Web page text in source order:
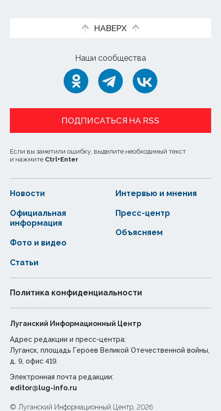
НАВЕРХ
Наши сообщества
ПОДПИСАТЬСЯ НА RSS
Если вы заметили ошибку, выделите необходимый текст
и нажмите Ctrl+Enter
Новости
Статьи
Официальная
информация
Интервью и мнения
Фото и видео
Пресс-центр
Объясняем
Политика конфиденциальности
Луганский Информационный Центр
Адрес редакции и пресс-центра:
Луганск, площадь Героев Великой Отечественной войны,
д. 9, офис 419.
Электронная почта редакции:
editor@lug-info.ru
© Луганский Информационный Центр, 2026